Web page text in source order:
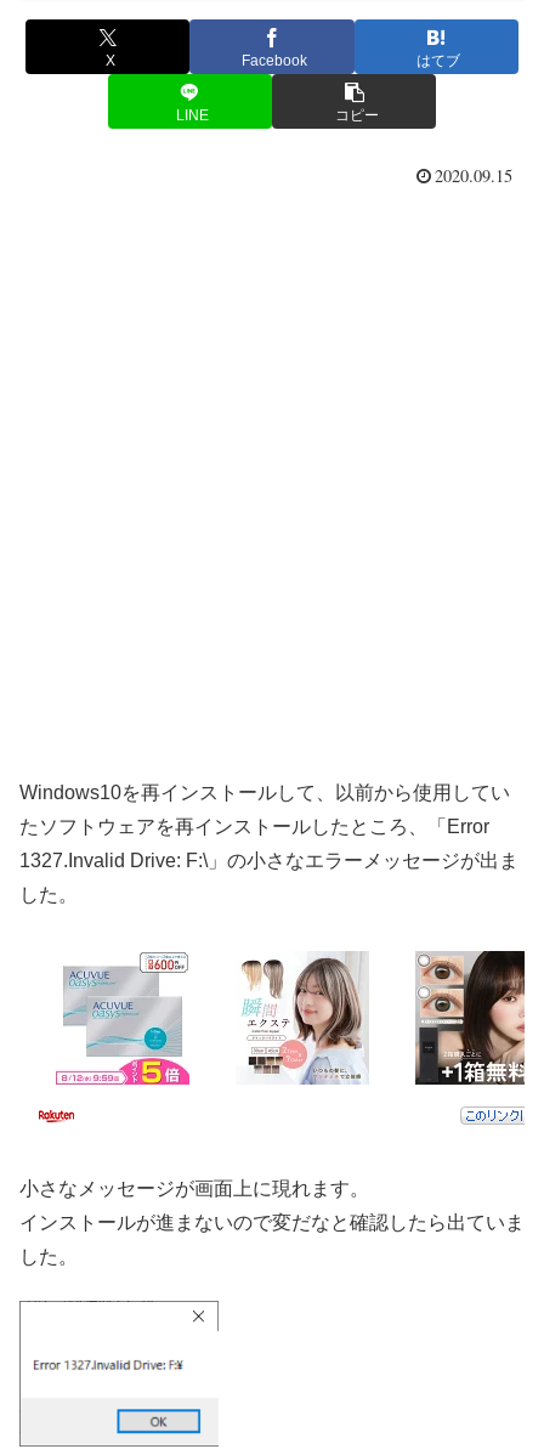
X Facebook はてブ
LINE コピー
2020.09.15
Windows10を再インストールして、以前から使用してい
たソフトウェアを再インストールしたところ、「Error
1327.Invalid Drive: F:\」の小さなエラーメッセージが出ま
した。
小さなメッセージが画面上に現れます。
インストールが進まないので変だなと確認したら出ていま
した。